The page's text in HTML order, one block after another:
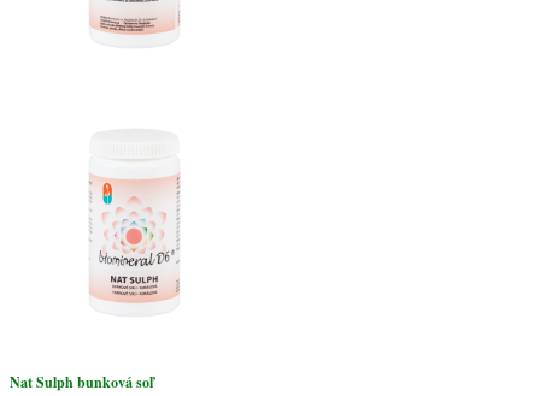
Nat Sulph bunková soľ